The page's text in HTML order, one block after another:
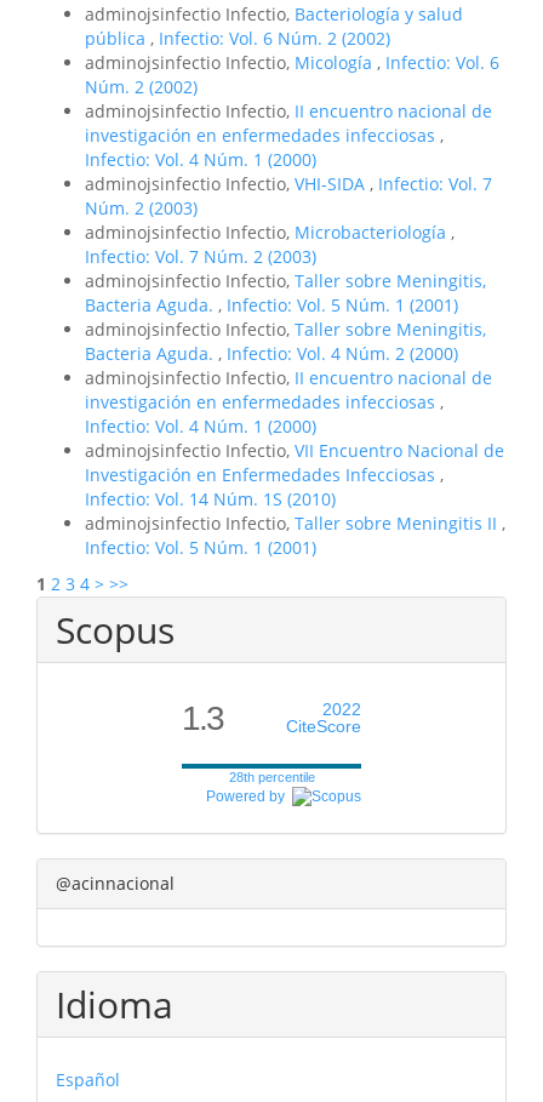
adminojsinfectio Infectio, Bacteriología y salud
pública , Infectio: Vol. 6 Núm. 2 (2002)
adminojsinfectio Infectio, Micología , Infectio: Vol. 6
Núm. 2 (2002)
adminojsinfectio Infectio, II encuentro nacional de
investigación en enfermedades infecciosas ,
Infectio: Vol. 4 Núm. 1 (2000)
adminojsinfectio Infectio, VHI-SIDA , Infectio: Vol. 7
Núm. 2 (2003)
adminojsinfectio Infectio, Microbacteriología ,
Infectio: Vol. 7 Núm. 2 (2003)
adminojsinfectio Infectio, Taller sobre Meningitis,
Bacteria Aguda. , Infectio: Vol. 5 Núm. 1 (2001)
adminojsinfectio Infectio, Taller sobre Meningitis,
Bacteria Aguda. , Infectio: Vol. 4 Núm. 2 (2000)
adminojsinfectio Infectio, II encuentro nacional de
investigación en enfermedades infecciosas ,
Infectio: Vol. 4 Núm. 1 (2000)
adminojsinfectio Infectio, VII Encuentro Nacional de
Investigación en Enfermedades Infecciosas ,
Infectio: Vol. 14 Núm. 1S (2010)
adminojsinfectio Infectio, Taller sobre Meningitis II ,
Infectio: Vol. 5 Núm. 1 (2001)
1 2 3 4 > >>
Scopus
1.3
2022
CiteScore
28th percentile
Powered by
@acinnacional
Idioma
Español